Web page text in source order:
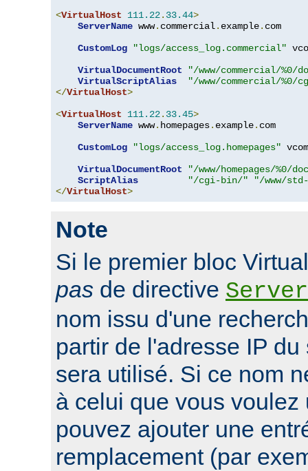
<VirtualHost 111.22. 33.44>
ServerName www. commercial. example. com
CustomLog
"logs/access_log.commercial"
VirtualDocumentRoot
"/www/commercial/%0/
VirtualScriptAlias
"/www/commercial/%0/
</VirtualHost>
<VirtualHost 111.22. 33.45>
ServerName www. homepages. example. com
CustomLog
"logs/access_log.homepages"
VirtualDocumentRoot
"/www/homepages/%0/
ScriptAlias
"/cgi-bin/"
"/www/
</VirtualHost>
Note
Si le premier bloc
pas de directive
nom issu d'une
partir de l'adresse IP
sera utilisé. Si ce nom
à celui que vous voulez
pouvez ajouter une
remplacement (par